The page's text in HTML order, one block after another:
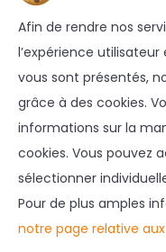
INSTAGRAM
© 2021 FUNLY |
Afin de rendre nos
l’expérience
vous sont présentés,
grâce à des cookies.
informations sur la
cookies. Vous pouvez
sélectionner
Pour de plus amples
notre page relative